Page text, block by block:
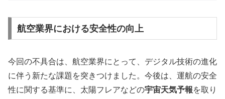
航空業界における安全性の向上
今回の不具合は、航空業界にとって、デジタル技術の進化
に伴う新たな課題を突きつけました。今後は、運航の安全
性に関する基準に、太陽フレアなどの宇宙天気予報を取り